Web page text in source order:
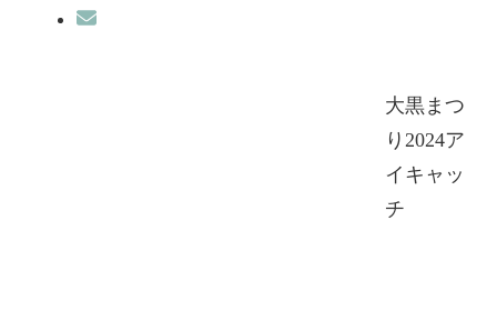
大黒まつ
り2024ア
イキャッ
チ